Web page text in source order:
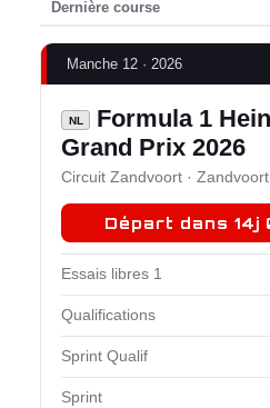
Dernière course
Manche 12 · 2026
NL
Formula 1
Grand Prix 2026
Circuit Zandvoort ·
Départ dans 14j
Essais libres 1
Qualifications
Sprint Qualif
Sprint